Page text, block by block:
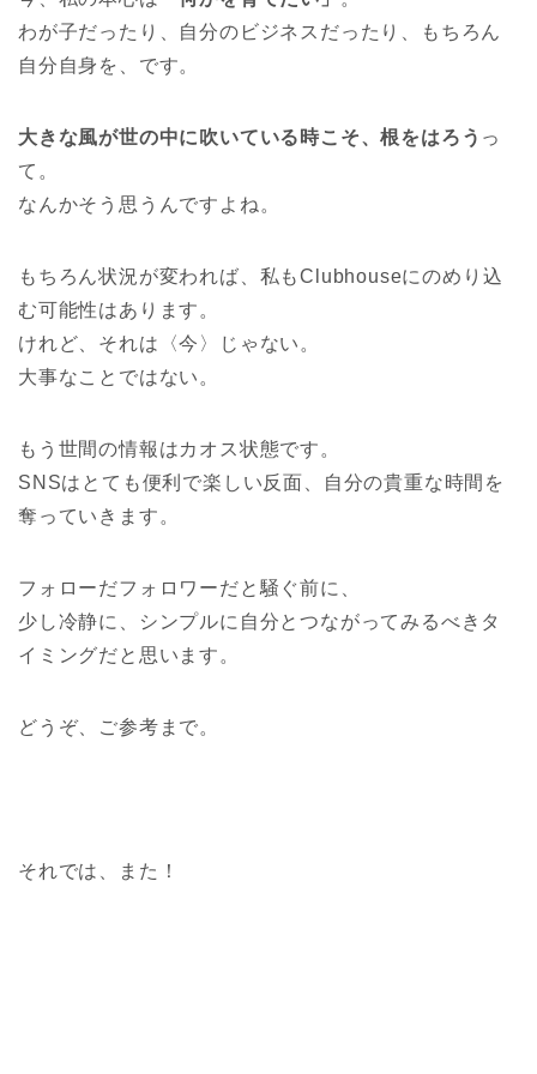
わが子だったり、自分のビジネスだったり、もちろん
自分自身を、です。
大きな風が世の中に吹いている時こそ、根をはろう っ
て。
なんかそう思うんですよね。
もちろん状況が変われば、私もClubhouseにのめり込
む可能性はあります。
けれど、それは〈今〉じゃない。
大事なことではない。
もう世間の情報はカオス状態です。
SNSはとても便利で楽しい反面、自分の貴重な時間を
奪っていきます。
フォローだフォロワーだと騒ぐ前に、
少し冷静に、シンプルに自分とつながってみるべきタ
イミングだと思います。
どうぞ、ご参考まで。
それでは、また！